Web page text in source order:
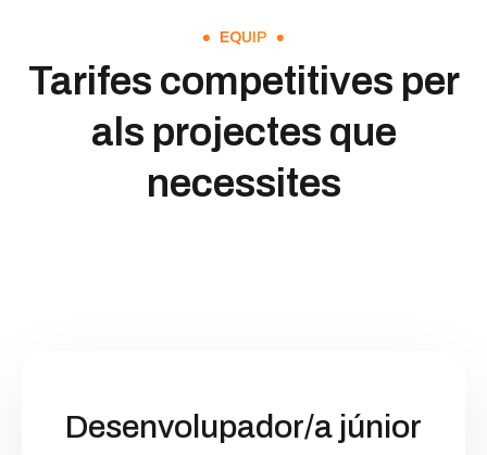
EQUIP
Tarifes competitives per
als projectes que
necessites
Desenvolupador/a júnior